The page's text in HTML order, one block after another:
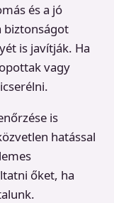
és a jó
biztonságot
is javítják. Ha
vagy
is
hatással
őket, ha